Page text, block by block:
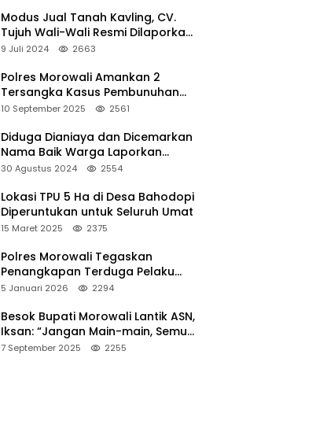
Modus Jual Tanah Kavling, CV.
Tujuh Wali-Wali Resmi Dilaporkan
di Polres Kendari
9 Juli 2024 2663
Polres Morowali Amankan 2
Tersangka Kasus Pembunuhan
WNA di Desa Topogaro
10 September 2025 2561
Diduga Dianiaya dan Dicemarkan
Nama Baik Warga Laporkan
Oknum Kades dan Oknum Polisi
30 Agustus 2024 2554
Lokasi TPU 5 Ha di Desa Bahodopi
Diperuntukan untuk Seluruh Umat
15 Maret 2025 2375
Polres Morowali Tegaskan
Penangkapan Terduga Pelaku
Pembakaran Kantor PT RCP Sesuai
5 Januari 2026 2294
Besok Bupati Morowali Lantik ASN,
Iksan: “Jangan Main-main, Semua
Saya Pantau”
7 September 2025 2255